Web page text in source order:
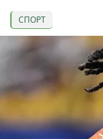
СПОРТ